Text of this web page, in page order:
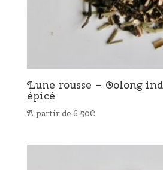
Lune rousse – Oolong
épicé
A partir de 6,50€